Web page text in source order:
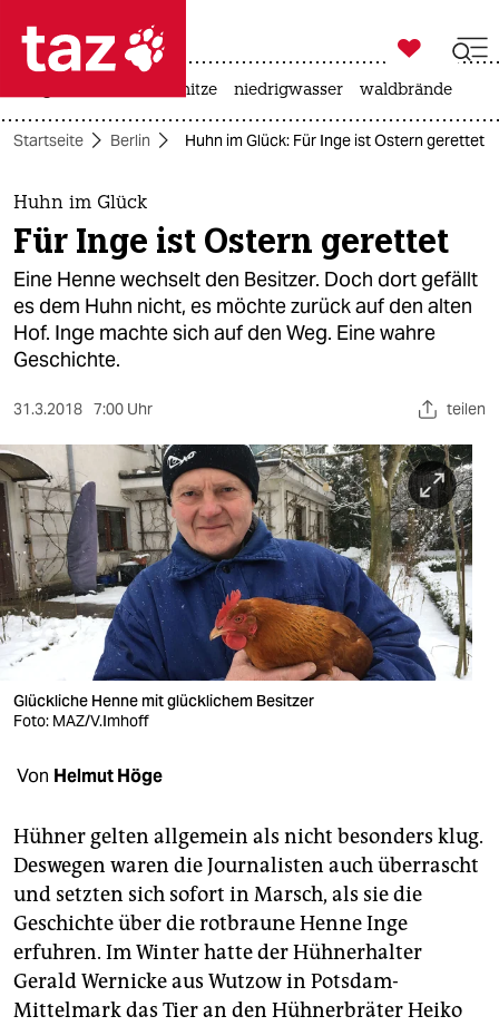
 taz zahl ich
taz zahl ich
themen
politik
öko
gesellschaft
kultur
sport
berlin
nord
wahrheit
verlag
verlag
shop
fragen & hilfe
unterstützen
abo
genossenschaft
epaper login

taz zahl ich
hitze niedrigwasser waldbrände
Startseite Berlin Huhn im Glück: Für Inge ist Ostern gerettet
Huhn im Glück
Für Inge ist Ostern gerettet
Eine Henne wechselt den Besitzer. Doch dort gefällt
es dem Huhn nicht, es möchte zurück auf den alten
Hof. Inge machte sich auf den Weg. Eine wahre
Geschichte.
31.3.2018 7:00 Uhr teilen
Glückliche Henne mit glücklichem Besitzer
Foto: MAZ/V.Imhoff
Von Helmut Höge
Hühner gelten allgemein als nicht besonders klug.
Deswegen waren die Journalisten auch überrascht
und setzten sich sofort in Marsch, als sie die
Geschichte über die rotbraune Henne Inge
erfuhren. Im Winter hatte der Hühnerhalter
Gerald Wernicke aus Wutzow in Potsdam-
Mittelmark das Tier an den Hühnerbräter Heiko